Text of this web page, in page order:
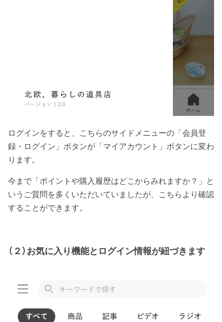
ログインをすると、こちらのサイドメニューの「会員登
録・ログイン」ボタンが「マイアカウント」ボタンに変わ
ります。
今まで「ポイントや購入履歴はどこからみれますか？」と
いうご質問を多くいただいていましたが、こちらより確認
することができます。
（２）お気に入り機能とログイン情報が紐づきます